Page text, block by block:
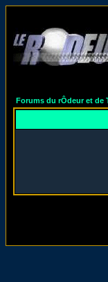
Forums du rÔdeur et de